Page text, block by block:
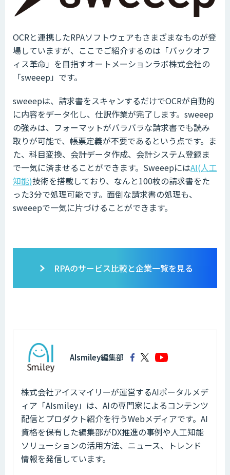
OCRと連携したRPAソフトウェアもさまざまなものが登
場していますが、ここでご紹介するのは「バックオフ
ィス革命」を目指すオートメーションラボ株式会社の
「sweeep」です。
sweeepは、請求書をスキャンするだけでOCRが自動的
に内容をデータ化し、仕訳作業が完了します。sweeep
の強みは、フォーマットがバラバラな請求書でも読み
取りが可能で、帳票定義が不要であるという点です。ま
た、科目変換、会計データ作成、会計システム登録ま
で一気に済ませることができます。SweeepにはAI(人工
知能)技術を搭載しており、なんと100枚の請求書をた
った3分で処理可能です。面倒な請求書の処理も、
sweeepで一気に片づけることができます。
RPAのサービス比較と企業一覧を見る
AIsmiley編集部
株式会社アイスマイリーが運営するAIポータルメデ
ィア「AIsmiley」は、AIの専門家によるコンテンツ
配信とプロダクト紹介を行うWebメディアです。AI
資格を保有した編集部がDX推進の事例や人工知能
ソリューションの活用方法、ニュース、トレンド
情報を発信しています。